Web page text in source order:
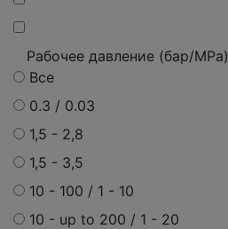
Рабочее давление (бар/MPa)
Все
0.3 / 0.03
1,5 - 2,8
1,5 - 3,5
10 - 100 / 1 - 10
10 - up to 200 / 1 - 20